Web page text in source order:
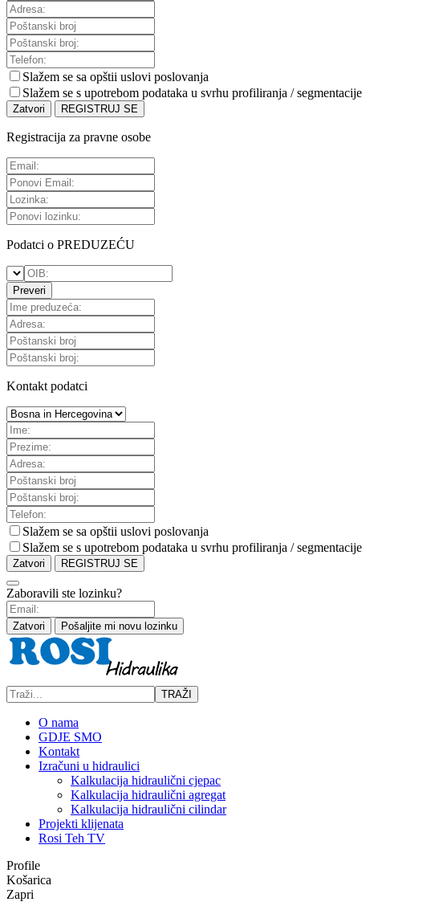
Slažem se sa opštii uslovi poslovanja
Slažem se s upotrebom podataka u svrhu profiliranja / segmentacije
Zatvori REGISTRUJ SE
Registracija za pravne osobe
Podatci o PREDUZEĆU
Preveri
Kontakt podatci
Slažem se sa opštii uslovi poslovanja
Slažem se s upotrebom podataka u svrhu profiliranja / segmentacije
Zatvori REGISTRUJ SE
Zaboravili ste lozinku?
Zatvori Pošaljite mi novu lozinku
TRAŽI
O nama
GDJE SMO
Kontakt
Izračuni u hidraulici
Kalkulacija hidraulični cjepac
Kalkulacija hidraulični agregat
Kalkulacija hidraulični cilindar
Projekti klijenata
Rosi Teh TV
Profile
Košarica
Zapri